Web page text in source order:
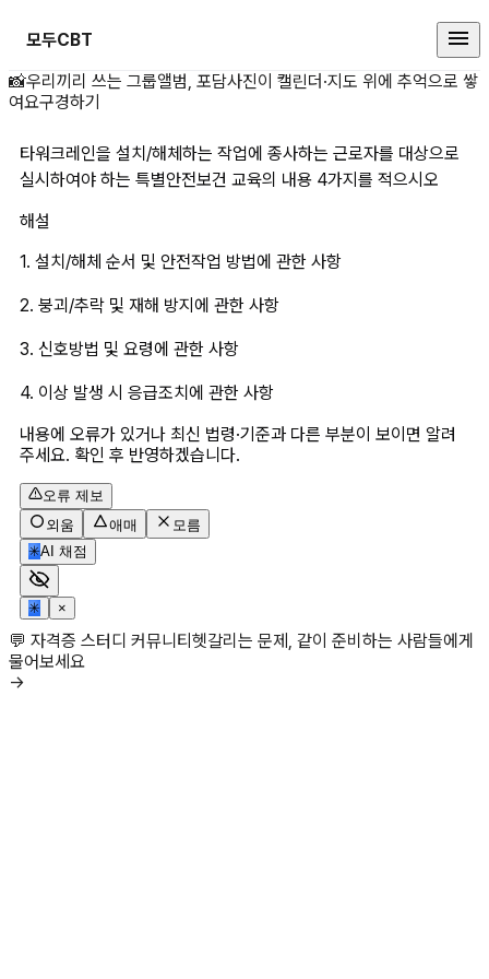
모두CBT
타워크레인을 설치/해체하는 작업
📸우리끼리 쓰는 그룹앨범, 포담사진이 캘린더·지도 위에 추억으로 쌓
여요구경하기
타워크레인을 설치/해체하는 작업에 종사하는 근로자를 대상으로
실시하여야 하는 특별안전보건 교육의 내용 4가지를 적으시오
해설
1. 설치/해체 순서 및 안전작업 방법에 관한 사항
2. 붕괴/추락 및 재해 방지에 관한 사항
3. 신호방법 및 요령에 관한 사항
4. 이상 발생 시 응급조치에 관한 사항
내용에 오류가 있거나 최신 법령·기준과 다른 부분이 보이면 알려
주세요. 확인 후 반영하겠습니다.
오류 제보
외움
애매
모름
✳AI 채점
✳ ×
💬 자격증 스터디 커뮤니티헷갈리는 문제, 같이 준비하는 사람들에게
물어보세요
→